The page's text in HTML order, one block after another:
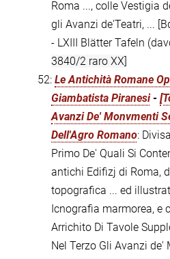
Roma ..., colle Vestigia
gli Avanzi de'Teatri, ...
- LXIII Blätter Tafeln
3840/2 raro XX]
52: Le Antichità Romane
Giambatista Piranesi-
Avanzi De' Monvmenti
Dell'Agro Romano:
Primo De' Quali Si
antichi Edifizj di Roma,
topografica ... ed
Icnografia marmorea, e
Arrichito Di Tavole
Nel Terzo Gli Avanzi